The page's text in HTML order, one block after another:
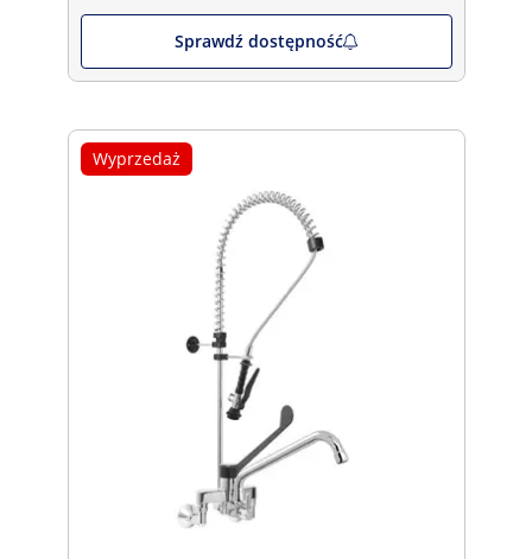
Sprawdź dostępność
Wyprzedaż